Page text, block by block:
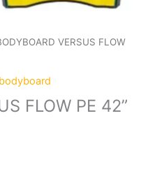
VERSUS FLOW
FLOW PE 42”